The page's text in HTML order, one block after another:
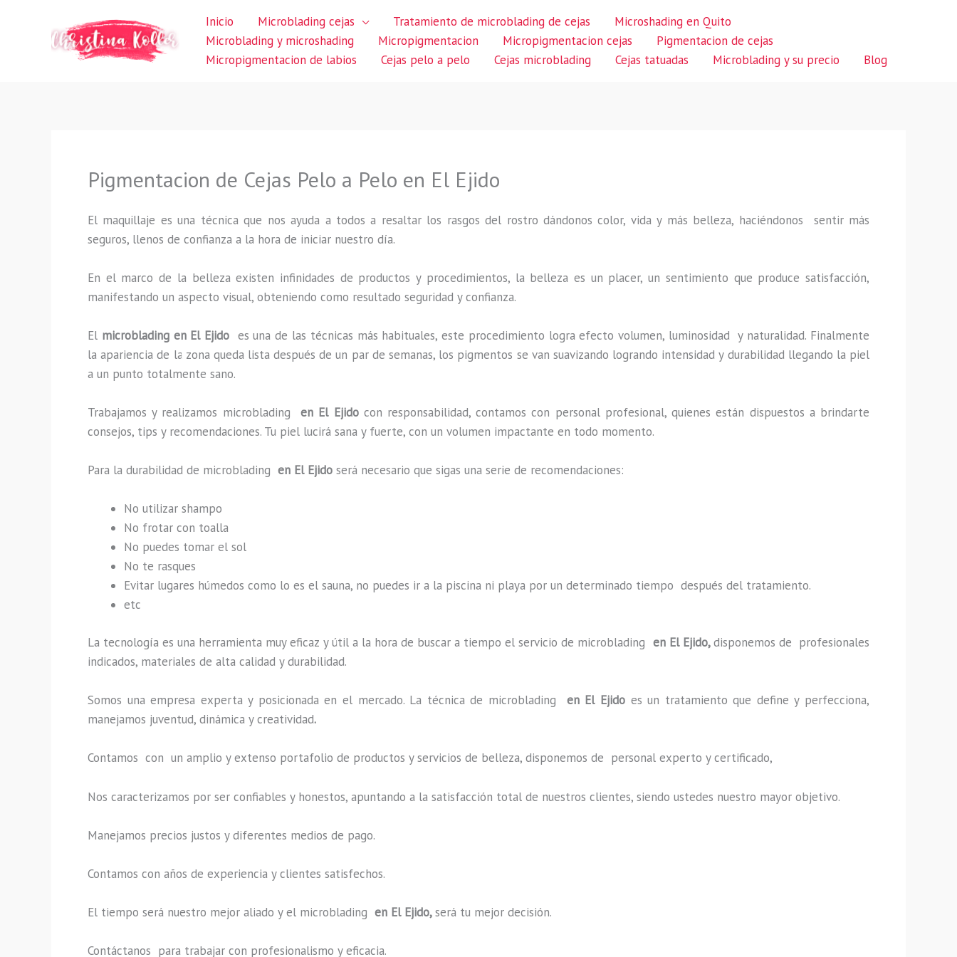
Inicio Microblading cejas Tratamiento de microblading de cejas
Microshading en Quito
Microblading y microshading
Micropigmentacion Micropigmentacion cejas
Pigmentacion de cejas
Micropigmentacion de labios
Cejas pelo a pelo Cejas microblading Cejas tatuadas Microblading y su precio Blog
Pigmentacion de Cejas Pelo a Pelo en El Ejido
El maquillaje es una técnica que nos ayuda a todos a resaltar los rasgos del rostro dándonos color, vida y más belleza, haciéndonos sentir más
seguros, llenos de confianza a la hora de iniciar nuestro día.
En el marco de la belleza existen infinidades de productos y procedimientos, la belleza es un placer, un sentimiento que produce satisfacción,
manifestando un aspecto visual, obteniendo como resultado seguridad y confianza.
El microblading en El Ejido es una de las técnicas más habituales, este procedimiento logra efecto volumen, luminosidad y naturalidad. Finalmente
la apariencia de la zona queda lista después de un par de semanas, los pigmentos se van suavizando logrando intensidad y durabilidad llegando la piel
a un punto totalmente sano.
Trabajamos y realizamos microblading en El Ejido con responsabilidad, contamos con personal profesional, quienes están dispuestos a brindarte
consejos, tips y recomendaciones. Tu piel lucirá sana y fuerte, con un volumen impactante en todo momento.
Para la durabilidad de microblading en El Ejido será necesario que sigas una serie de recomendaciones:
No utilizar shampo
No frotar con toalla
No puedes tomar el sol
No te rasques
Evitar lugares húmedos como lo es el sauna, no puedes ir a la piscina ni playa por un determinado tiempo después del tratamiento.
etc
La tecnología es una herramienta muy eficaz y útil a la hora de buscar a tiempo el servicio de microblading en El Ejido,disponemos de profesionales
indicados, materiales de alta calidad y durabilidad.
Somos una empresa experta y posicionada en el mercado. La técnica de microblading en El Ejido es un tratamiento que define y perfecciona,
manejamos juventud, dinámica y creatividad.
Contamos con un amplio y extenso portafolio de productos y servicios de belleza, disponemos de personal experto y certificado,
Nos caracterizamos por ser confiables y honestos, apuntando a la satisfacción total de nuestros clientes, siendo ustedes nuestro mayor objetivo.
Manejamos precios justos y diferentes medios de pago.
Contamos con años de experiencia y clientes satisfechos.
El tiempo será nuestro mejor aliado y el microblading en El Ejido,será tu mejor decisión.
Contáctanos para trabajar con profesionalismo y eficacia.